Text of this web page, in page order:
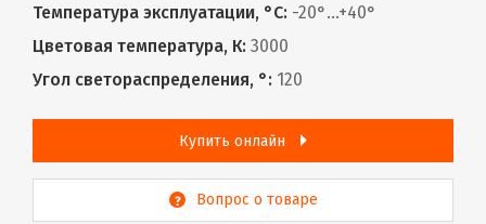
Температура эксплуатации, °С: -20°...+40°
Цветовая температура, К: 3000
Угол светораспределения, °: 120
Купить онлайн
Вопрос о товаре